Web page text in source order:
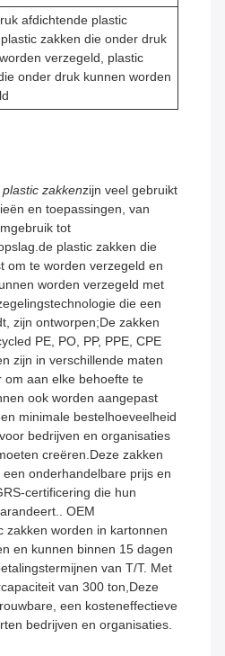
afdichtende plastic
zakken die onder druk
verzegeld, plastic
onder druk kunnen worden
zakkenzijn veel gebruikt
en toepassingen, van
tot
plastic zakken die
om te worden verzegeld en
worden verzegeld met
die een
zijn ontworpen;De zakken
PE, PO, PP, PPE, CPE
zijn in verschillende maten
aan elke behoefte te
ook worden aangepast
minimale bestelhoeveelheid
bedrijven en organisaties
creëren.Deze zakken
onderhandelbare prijs en
certificering die hun
OEM
zakken worden in kartonnen
en kunnen binnen 15 dagen
van T/T. Met
van 300 ton,Deze
een kosteneffectieve
bedrijven en organisaties.